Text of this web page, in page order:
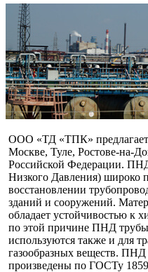
ООО «ТД «ТПК»
Москве, Туле, Ростове-на-
Российской Федерации.
Низкого Давления) широко
восстановлении
зданий и сооружений.
обладает устойчивостью к
по этой причине ПНД
используются также и для
газообразных веществ.
произведены по ГОСТу